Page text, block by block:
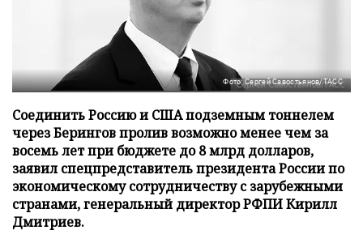
Фото: Сергей Савостьянов/ТАСС
Соединить Россию и США подземным тоннелем
через Берингов пролив возможно менее чем за
восемь лет при бюджете до 8 млрд долларов,
заявил спецпредставитель президента России по
экономическому сотрудничеству с зарубежными
странами, генеральный директор РФПИ Кирилл
Дмитриев.